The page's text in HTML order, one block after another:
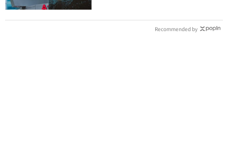
Recommended by